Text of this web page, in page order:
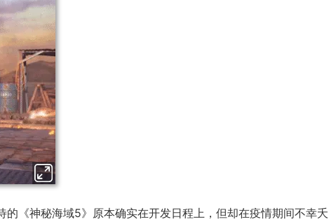
《神秘海域5》原本确实在开发日程上，但却在疫情期间不幸夭